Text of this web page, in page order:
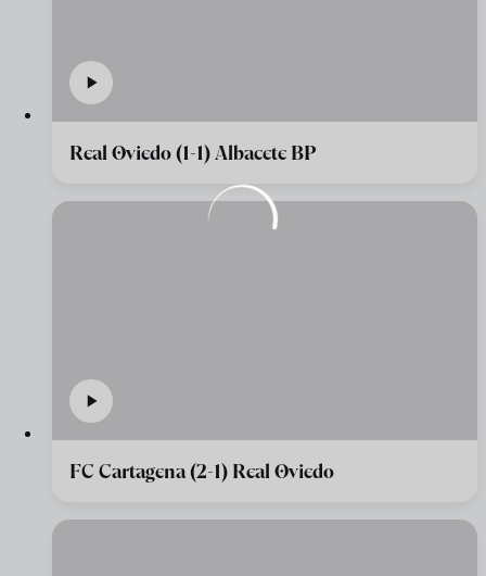
Real Oviedo (1-1) Albacete BP
FC Cartagena (2-1) Real Oviedo